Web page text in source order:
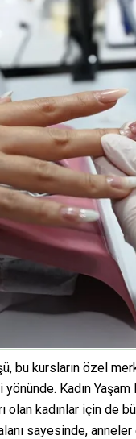
bu kursların özel
Kadın
olan kadınlar için de
sayesinde,